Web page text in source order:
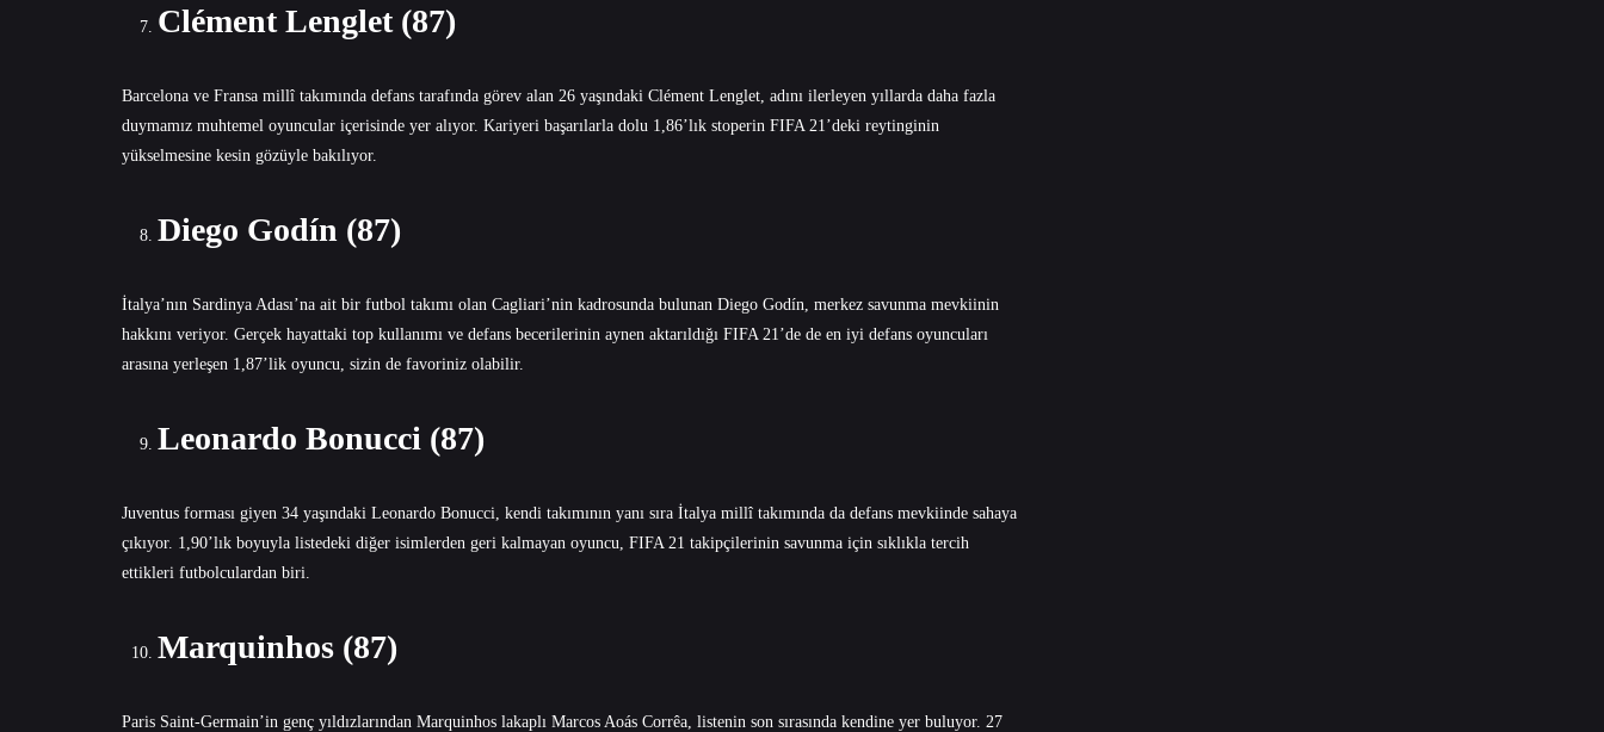
Clément Lenglet (87)
Barcelona ve Fransa millî takımında defans tarafında görev alan 26 yaşındaki Clément Lenglet, adını ilerleyen yıllarda daha fazla
duymamız muhtemel oyuncular içerisinde yer alıyor. Kariyeri başarılarla dolu 1,86’lık stoperin FIFA 21’deki reytinginin
yükselmesine kesin gözüyle bakılıyor.
Diego Godín (87)
İtalya’nın Sardinya Adası’na ait bir futbol takımı olan Cagliari’nin kadrosunda bulunan Diego Godín, merkez savunma mevkiinin
hakkını veriyor. Gerçek hayattaki top kullanımı ve defans becerilerinin aynen aktarıldığı FIFA 21’de de en iyi defans oyuncuları
arasına yerleşen 1,87’lik oyuncu, sizin de favoriniz olabilir.
Leonardo Bonucci (87)
Juventus forması giyen 34 yaşındaki Leonardo Bonucci, kendi takımının yanı sıra İtalya millî takımında da defans mevkiinde sahaya
çıkıyor. 1,90’lık boyuyla listedeki diğer isimlerden geri kalmayan oyuncu, FIFA 21 takipçilerinin savunma için sıklıkla tercih
ettikleri futbolculardan biri.
Marquinhos (87)
Paris Saint-Germain’in genç yıldızlarından Marquinhos lakaplı Marcos Aoás Corrêa, listenin son sırasında kendine yer buluyor. 27